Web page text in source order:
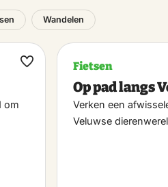
Wandelen
om
Maak
Fietsen
Op pad langs
Verken een
Veluwse